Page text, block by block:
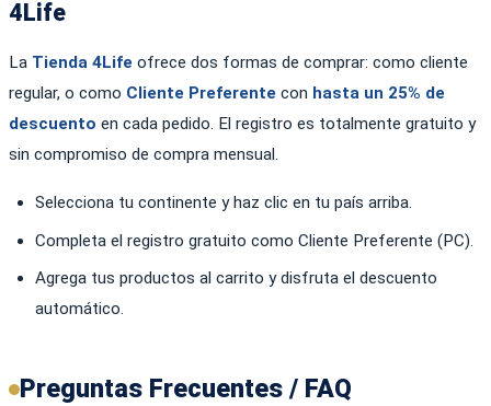
4Life
La Tienda 4Life ofrece dos formas de comprar: como cliente
regular, o como Cliente Preferente con hasta un 25% de
descuento en cada pedido. El registro es totalmente gratuito y
sin compromiso de compra mensual.
Selecciona tu continente y haz clic en tu país arriba.
Completa el registro gratuito como Cliente Preferente (PC).
Agrega tus productos al carrito y disfruta el descuento
automático.
Preguntas Frecuentes / FAQ